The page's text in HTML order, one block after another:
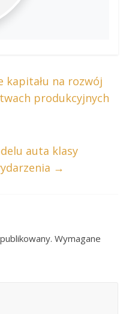
kapitału na rozwój
produkcyjnych
auta klasy
→
Wymagane